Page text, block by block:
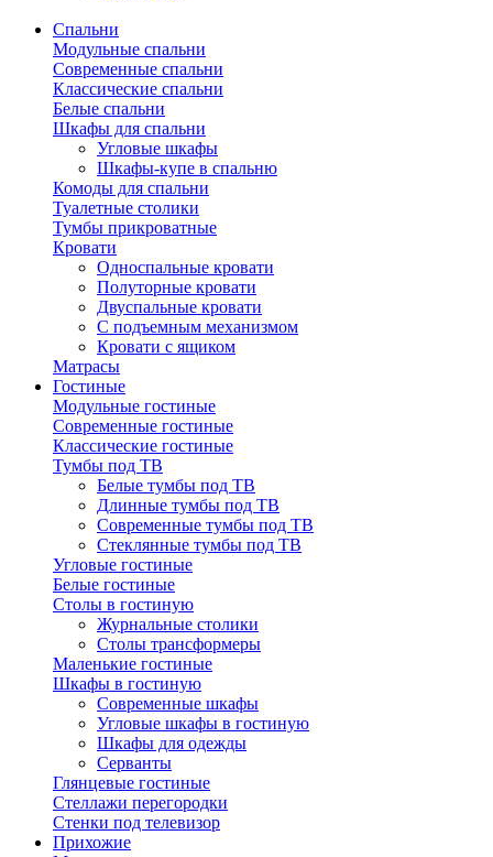
Спальни
Модульные спальни
Современные спальни
Классические спальни
Белые спальни
Шкафы для спальни
Угловые шкафы
Шкафы-купе в спальню
Комоды для спальни
Туалетные столики
Тумбы прикроватные
Кровати
Односпальные кровати
Полуторные кровати
Двуспальные кровати
С подъемным механизмом
Кровати с ящиком
Матрасы
Гостиные
Модульные гостиные
Современные гостиные
Классические гостиные
Тумбы под ТВ
Белые тумбы под ТВ
Длинные тумбы под ТВ
Современные тумбы под ТВ
Стеклянные тумбы под ТВ
Угловые гостиные
Белые гостиные
Столы в гостиную
Журнальные столики
Столы трансформеры
Маленькие гостиные
Шкафы в гостиную
Современные шкафы
Угловые шкафы в гостиную
Шкафы для одежды
Серванты
Глянцевые гостиные
Стеллажи перегородки
Стенки под телевизор
Прихожие